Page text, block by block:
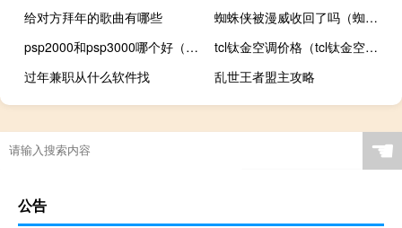
给对方拜年的歌曲有哪些
蜘蛛侠被漫威收回了吗（蜘蛛侠不退出漫威）
psp2000和psp3000哪个好（psp2000和psp3000）
tcl钛金空调价格（tcl钛金空调）
过年兼职从什么软件找
乱世王者盟主攻略
☚
公告